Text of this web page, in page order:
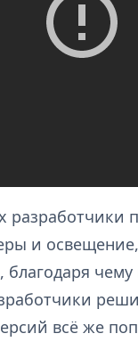
разработчики
и
благодаря
всё же